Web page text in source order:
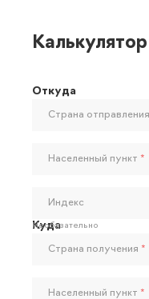
Откуда
Страна отправления
Населенный пункт *
Индекс
Необязательно
Куда
Страна получения *
Населенный пункт *